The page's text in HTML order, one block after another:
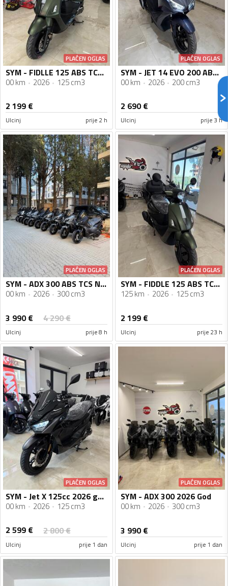
PLAĆEN OGLAS
SYM - FIDLLE 125 ABS TCS Nova Generacija
00 km 2026 125 cm3
2 199 €
Ulcinj prije 2 h
PLAĆEN OGLAS
SYM - JET 14 EVO 200 ABS 2026
00 km 2026 200 cm3
2 690€
Ulcinj prije 3 h
PLAĆEN OGLAS
SYM - ADX 300 ABS TCS Novi Model
00 km 2026 300 cm3
3 990€ 4 290€
Ulcinj prije 8 h
PLAĆEN OGLAS
SYM - FIDDLE 125 ABS TCS 2026 Vodeno Hladjenje
125 km 2026 125 cm3
2 199 €
Ulcinj prije 23 h
PLAĆEN OGLAS
SYM - Jet X 125cc 2026 godiste Vodeno Hladjenje Nove Boje
00 km 2026 125 cm3
2 599 € 2 800€
Ulcinj prije 1 dan
PLAĆEN OGLAS
SYM - ADX 300 2026 God
00 km 2026 300 cm3
3 990€
Ulcinj prije 1 dan